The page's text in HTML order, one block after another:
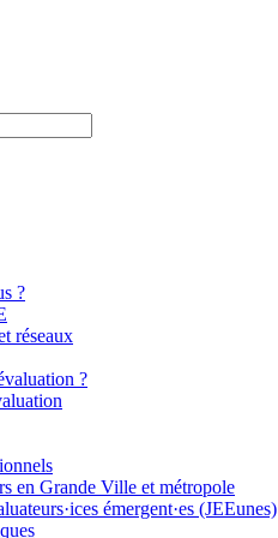
?
réseaux
?
en Grande Ville et métropole
émergent·es (JEEunes)